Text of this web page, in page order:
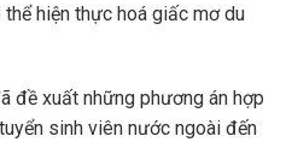
hiện thực hoá giấc mơ du
đề xuất những phương án hợp
sinh viên nước ngoài đến